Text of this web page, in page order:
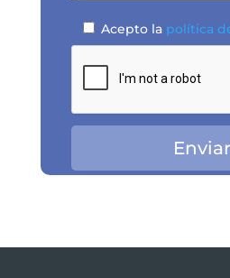
Acepto la política
Enviar